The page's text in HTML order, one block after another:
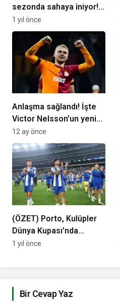
sezonda sahaya iniyor!
İşte yeni adresi…
1 yıl önce
Anlaşma sağlandı! İşte
Victor Nelsson’un yeni
adresi…
12 ay önce
(ÖZET) Porto, Kulüpler
Dünya Kupası’nda
Palmeiras’la golsüz
1 yıl önce
Bir Cevap Yaz